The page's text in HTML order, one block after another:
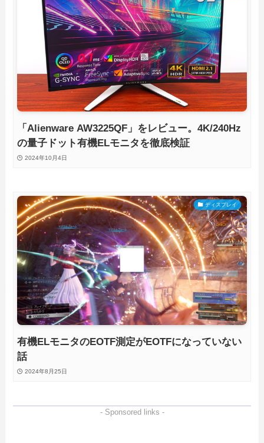
「Alienware AW3225QF」をレビュー。4K/240Hz
の量子ドット有機ELモニタを徹底検証
2024年10月4日
ディスプレイ
有機ELモニタのEOTF測定がEOTFになっていない
話
2024年8月25日
- Sponsored links -